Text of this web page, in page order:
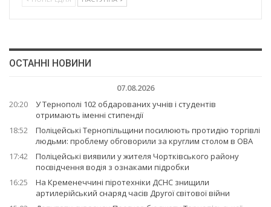
ОСТАННІ НОВИНИ
07.08.2026
20:20
У Тернополі 102 обдарованих учнів і студентів
отримають іменні стипендії
18:52
Поліцейські Тернопільщини посилюють протидію торгівлі
людьми: проблему обговорили за круглим столом в ОВА
17:42
Поліцейські виявили у жителя Чортківського району
посвідчення водія з ознаками підробки
16:25
На Кременеччині піротехніки ДСНС знищили
артилерійський снаряд часів Другої світової війни